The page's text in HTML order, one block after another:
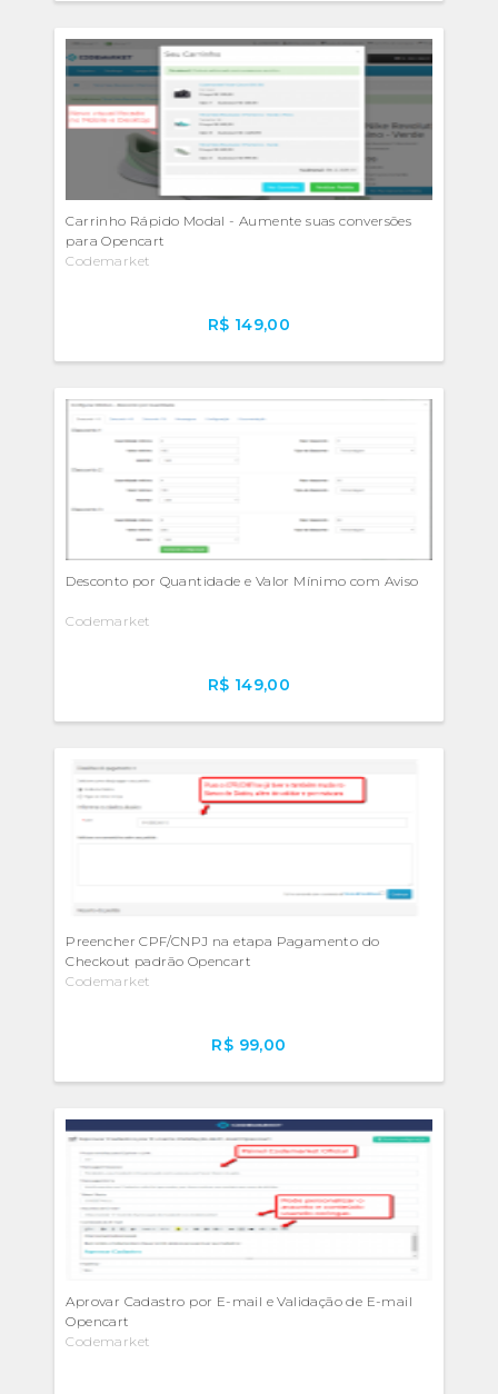
Carrinho Rápido Modal - Aumente suas conversões
para Opencart
Codemarket
R$ 149,00
Desconto por Quantidade e Valor Mínimo com Aviso
Codemarket
R$ 149,00
Preencher CPF/CNPJ na etapa Pagamento do
Checkout padrão Opencart
Codemarket
R$ 99,00
Aprovar Cadastro por E-mail e Validação de E-mail
Opencart
Codemarket